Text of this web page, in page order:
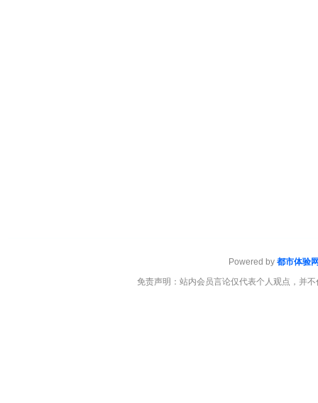
Powered by 都市体验
免责声明：站内会员言论仅代表个人观点，并